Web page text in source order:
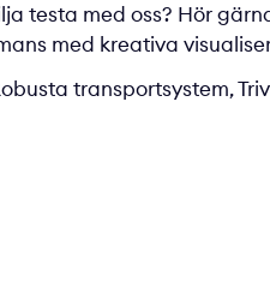
testa med oss? Hör
med kreativa
transportsystem,